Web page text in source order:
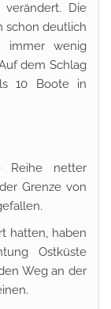
Die
schon deutlich
immer wenig
dem Schlag
10 Boote in
Reihe netter
Grenze von
hatten, haben
Ostküste
Weg an der